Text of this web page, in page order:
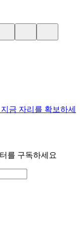
금 자리를 확보하세
를 구독하세요